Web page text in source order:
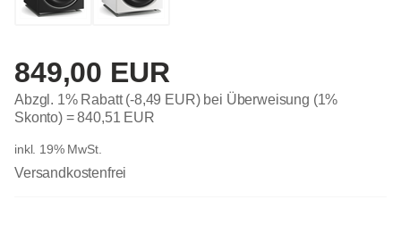
849,00 EUR
Abzgl. 1% Rabatt (-8,49 EUR) bei Überweisung (1%
Skonto) =840,51 EUR
inkl. 19% MwSt.
Versandkostenfrei